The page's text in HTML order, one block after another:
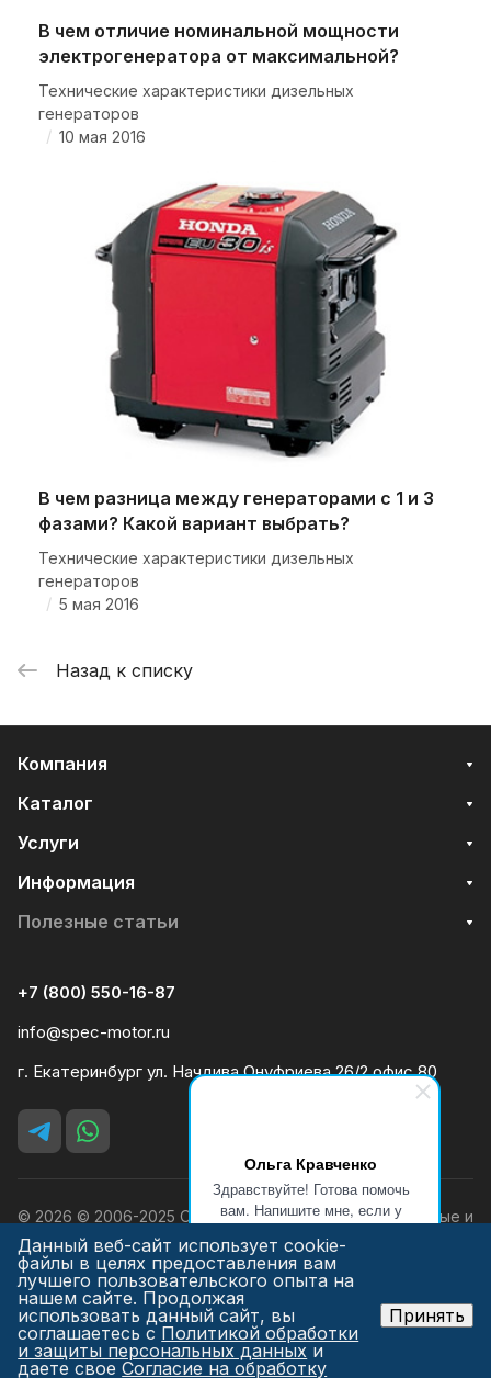
Ольга Кравченко
Здравствуйте! Готова помочь
вам. Напишите мне, если у
вас появятся вопросы.
В чем отличие номинальной мощности
электрогенератора от максимальной?
Технические характеристики дизельных
генераторов
/ 10 мая 2016
В чем разница между генераторами с 1 и 3
фазами? Какой вариант выбрать?
Технические характеристики дизельных
генераторов
/ 5 мая 2016
Назад к списку
Компания
Каталог
Услуги
Информация
Полезные статьи
+7 (800) 550-16-87
info@spec-motor.ru
г. Екатеринбург ул. Начдива Онуфриева 26/2 офис 80
© 2026 © 2006-2025 ООО «Силовая Техника» Дизельные и
бензиновые генераторы, мотопомпы.
Конфиденциальность
Данный веб-сайт использует cookie-
файлы в целях предоставления вам
лучшего пользовательского опыта на
нашем сайте. Продолжая
использовать данный сайт, вы
соглашаетесь с Политикой обработки
и защиты персональных данных и
даете своеСогласие на обработку
Принять